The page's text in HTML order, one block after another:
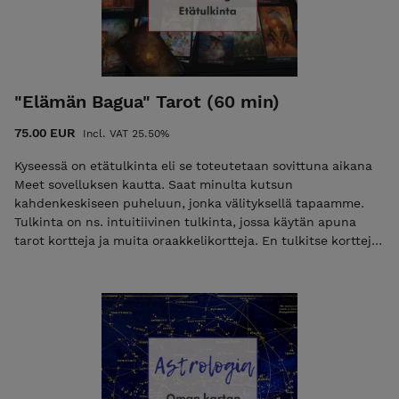
"Elämän Bagua" Tarot (60 min)
75.00 EUR Incl. VAT 25.50%
Kyseessä on etätulkinta eli se toteutetaan sovittuna aikana
Meet sovelluksen kautta. Saat minulta kutsun
kahdenkeskiseen puheluun, jonka välityksellä tapaamme.
Tulkinta on ns. intuitiivinen tulkinta, jossa käytän apuna
tarot kortteja ja muita oraakkelikortteja. En tulkitse kortteja
omia oivalluksia tulkintatilanteessa. Tulkintojen tarkoitus on
antaa apua ja vahvistusta sen hetkiseen tilanteeseen ja
avata mahdollisia tulevia asioita. Tässä tulkinnassa käytän
omaa tarot pöytää, jonka olen kokenut toimivaksi tavaksi
löytää oivalluksia/neuvoja elämän eri tilanteisiin. Tässä
pöydässä on 9 eri kohtaa, jotka sisältävät meidän